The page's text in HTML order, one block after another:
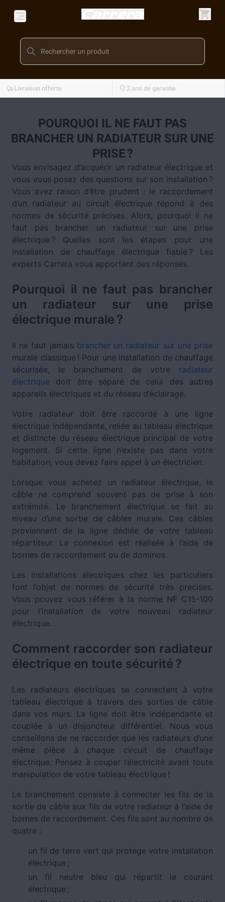
Livraison offerte 2 ans de garantie
POURQUOI IL NE FAUT PAS
BRANCHER UN RADIATEUR SUR UNE
PRISE ?
Vous envisagez d’acquérir un radiateur électrique et
vous vous posez des questions sur son installation ?
Vous avez raison d’être prudent : le raccordement
d’un radiateur au circuit électrique répond à des
normes de sécurité précises. Alors, pourquoi il ne
faut pas brancher un radiateur sur une prise
électrique ? Quelles sont les étapes pour une
installation de chauffage électrique fiable ? Les
experts Carrera vous apportent des réponses.
Pourquoi il ne faut pas brancher
un radiateur sur une prise
électrique murale ?
Il ne faut jamais brancher un radiateur sur une prise
murale classique ! Pour une installation de chauffage
sécurisée, le branchement de votre radiateur
électrique doit être séparé de celui des autres
appareils électriques et du réseau d’éclairage.
Votre radiateur doit être raccordé à une ligne
électrique indépendante, reliée au tableau électrique
et distincte du réseau électrique principal de votre
logement. Si cette ligne n’existe pas dans votre
habitation, vous devez faire appel à un électricien.
Lorsque vous achetez un radiateur électrique, le
câble ne comprend souvent pas de prise à son
extrémité. Le branchement électrique se fait au
niveau d’une sortie de câbles murale. Ces câbles
proviennent de la ligne dédiée de votre tableau
répartiteur. La connexion est réalisée à l’aide de
bornes de raccordement ou de dominos.
Les installations électriques chez les particuliers
font l’objet de normes de sécurité très précises.
Vous pouvez vous référer à la norme NF C15-100
pour l’installation de votre nouveau radiateur
électrique.
Comment raccorder son radiateur
électrique en toute sécurité ?
Les radiateurs électriques se connectent à votre
tableau électrique à travers des sorties de câble
dans vos murs. La ligne doit être indépendante et
couplée à un disjoncteur différentiel. Nous vous
conseillons de ne raccorder que les radiateurs d’une
même pièce à chaque circuit de chauffage
électrique. Pensez à couper l’électricité avant toute
manipulation de votre tableau électrique !
Le branchement consiste à connecter les fils de la
sortie de câble aux fils de votre radiateur à l’aide de
bornes de raccordement. Ces fils sont au nombre de
quatre :
un fil de terre vert qui protège votre installation
électrique ;
un fil neutre bleu qui répartit le courant
électrique ;